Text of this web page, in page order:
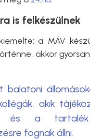
is felkészülnek
a MÁV
akkor
balatoni
akik
és a
fognak állni.